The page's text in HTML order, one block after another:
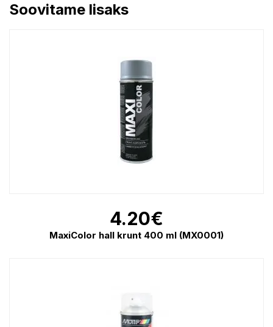
Soovitame lisaks
4.20€
MaxiColor hall krunt 400 ml (MX0001)